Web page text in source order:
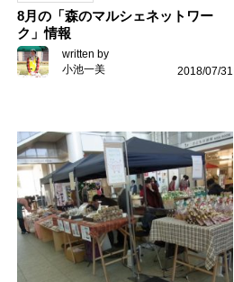
8月の「森のマルシェネットワー
ク」情報
written by
小池一美
2018/07/31